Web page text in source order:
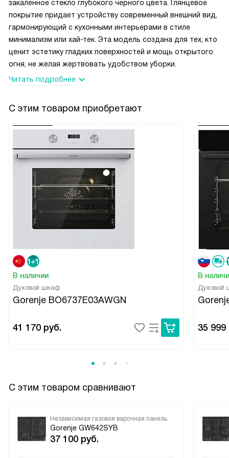
закаленное стекло глубокого черного цвета. Глянцевое
покрытие придает устройству современный внешний вид,
гармонирующий с кухонными интерьерами в стиле
минимализм или хай-тек. Эта модель создана для тех, кто
ценит эстетику гладких поверхностей и мощь открытого
огня, не желая жертвовать удобством уборки.
Читать подробнее
С этим товаром приобретают
В наличии
Духовой шкаф
Gorenje BO6737E03AWGN
41 170 руб.
В
Духовой
35 999
С этим товаром сравнивают
Независимая газовая варочная панель
Gorenje GW642SYB
37 100 руб.